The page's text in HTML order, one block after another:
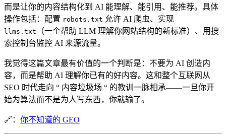
而是让你的内容结构化到 AI 能理解、能引用、能推荐。具体
操作包括：配置 robots.txt 允许 AI 爬虫、实现
llms.txt
（一个帮助 LLM 理解你网站结构的新标准）、用搜
索控制台监控 AI 来源流量。
我觉得这篇文章最有价值的一个判断是：不要为 AI 创造内
容，而是帮助 AI 理解你已有的好内容。这和整个互联网从
SEO 时代走向 “ 内容垃圾场 “ 的教训一脉相承——一旦你开
始为算法而不是为人写东西，你就输了。
🔗： 你不知道的 GEO